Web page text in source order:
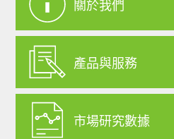
關於我們
產品與服務
市場研究數據